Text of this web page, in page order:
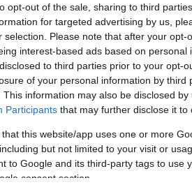
opt-out of the sale, sharing to third
for targeted advertising by us,
selection. Please note that after your
interest-based ads based on
to third parties prior to your opt-
of your personal information by third
This information may also be disclosed
Participants that may further disclose it to
that this website/app uses one or more
but not limited to your visit or
to Google and its third-party tags to use
consent section.
(Bárány Péter) az eseményen
rendezőjeZsurzs Kati. „
szerepeltem benne és
újdonságot inkább a
a műfajjal. Az egyik fő